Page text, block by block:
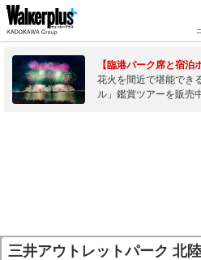
【臨港パーク席と宿泊
花火を間近で堪能でき
ル」鑑賞ツアーを販売
三井アウトレットパーク 北